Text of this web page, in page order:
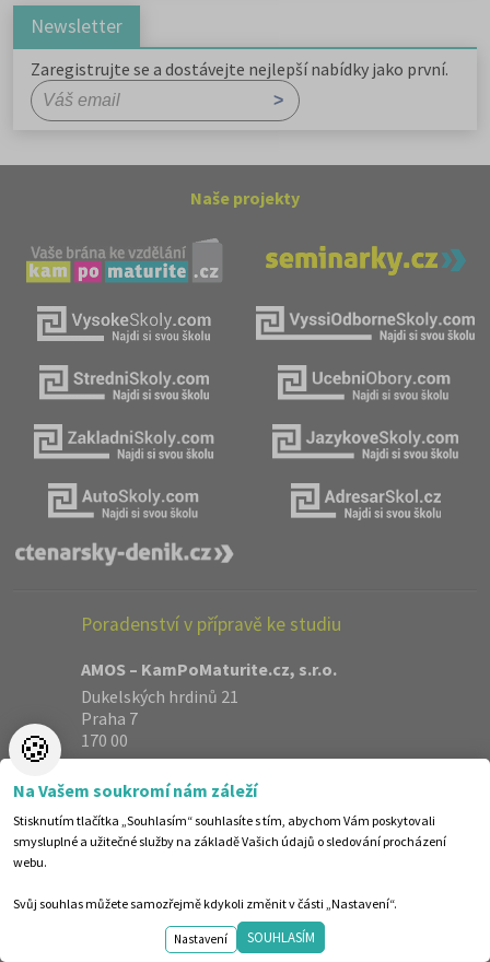
Newsletter
Zaregistrujte se a dostávejte nejlepší nabídky jako první.
Naše projekty
Poradenství v přípravě ke studiu
AMOS – KamPoMaturite.cz, s.r.o.
Dukelských hrdinů 21
Praha 7
170 00
+420 606 411 115
O nás
Kontakty
🍪
Na Vašem soukromí nám záleží
Stisknutím tlačítka „Souhlasím“ souhlasíte s tím, abychom Vám poskytovali
smysluplné a užitečné služby na základě Vašich údajů o sledování procházení
webu.
Svůj souhlas můžete samozřejmě kdykoli změnit v části „Nastavení“.
Nastavení SOUHLASÍM